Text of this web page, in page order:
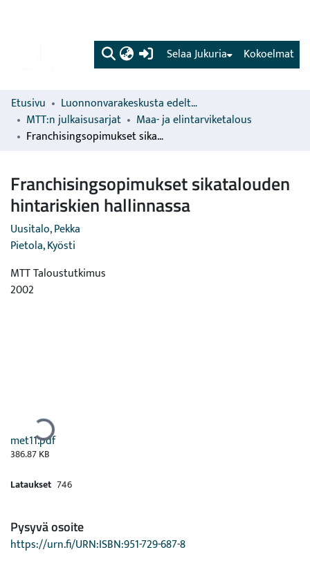
(current) Kokoelmat
Selaa Jukuria
Etusivu
Luonnonvarakeskusta edeltävien organisaatioiden sarjat
MTT:n julkaisusarjat
Maa- ja elintarviketalous
Franchisingsopimukset sikatalouden hintariskien hallinnassa
Franchisingsopimukset sikatalouden
hintariskien hallinnassa
Uusitalo, Pekka
Pietola, Kyösti
MTT Taloustutkimus
2002
Ladataan...
met11.pdf
386.87 KB
Lataukset 746
Pysyvä osoite
https://urn.fi/URN:ISBN:951-729-687-8